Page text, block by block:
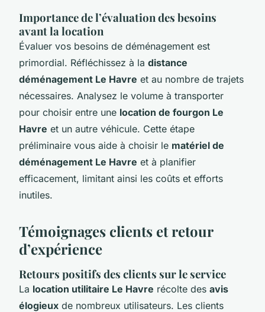
Importance de l’évaluation des besoins
avant la location
Évaluer vos besoins de déménagement est
primordial. Réfléchissez à la distance
déménagement Le Havre et au nombre de trajets
nécessaires. Analysez le volume à transporter
pour choisir entre une location de fourgon Le
Havre et un autre véhicule. Cette étape
préliminaire vous aide à choisir le matériel de
déménagement Le Havre et à planifier
efficacement, limitant ainsi les coûts et efforts
inutiles.
Témoignages clients et retour
d’expérience
Retours positifs des clients sur le service
La location utilitaire Le Havre récolte des avis
élogieux de nombreux utilisateurs. Les clients